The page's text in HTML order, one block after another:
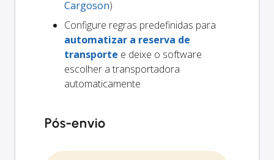
Cargoson)
Configure regras predefinidas para
automatizar a reserva de
transporte e deixe o software
escolher a transportadora
automaticamente
Pós-envio